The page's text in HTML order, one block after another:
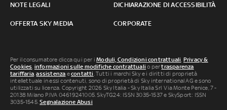
NOTE LEGALI DICHIARAZIONE DI ACCESSIBILITÀ
OFFERTA SKY MEDIA CORPORATE
Per il consumatore clicca qui per iModuli, Condizioni contrattuali Privacy &
Cookies informazioni sulle modifiche contrattuali o pertrasparenza
tariffaria ,assistenza econtatti . Tutti i marchi Sky e i diritti di proprietà
intellettuale in essi contenuti, sono di proprietà di Sky international AG e sono
utilizzati su licenza. Copyright 2026 Sky Italia - Sky Italia Srl Via Monte Penice, 7 -
20138 Milano P.IVA 04619241005. SkyTG24: ISSN 3035-1537 e SkySport: ISSN
3035-1545.Segnalazione Abusi